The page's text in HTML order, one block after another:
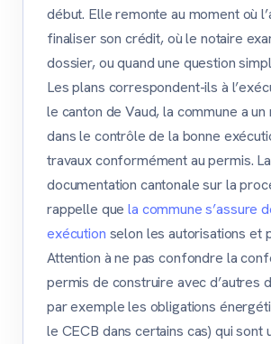
début. Elle remonte au moment où
finaliser son crédit, où le notaire
dossier, ou quand une question
Les plans correspondent-ils à
le canton de Vaud, la commune a
dans le contrôle de la bonne
travaux conformément au permis. La
documentation cantonale sur la
rappelle quela commune s’assure
exécution selon les autorisations et
Attention à ne pas confondre la
permis de construire avec d’autres
par exemple les obligations
le CECB dans certains cas) qui sont